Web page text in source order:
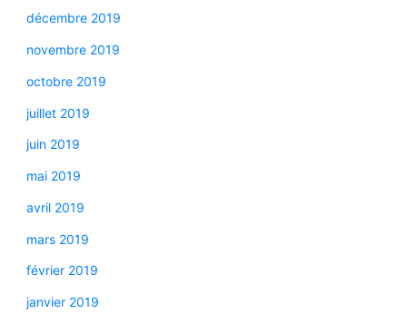
décembre 2019
novembre 2019
octobre 2019
juillet 2019
juin 2019
mai 2019
avril 2019
mars 2019
février 2019
janvier 2019